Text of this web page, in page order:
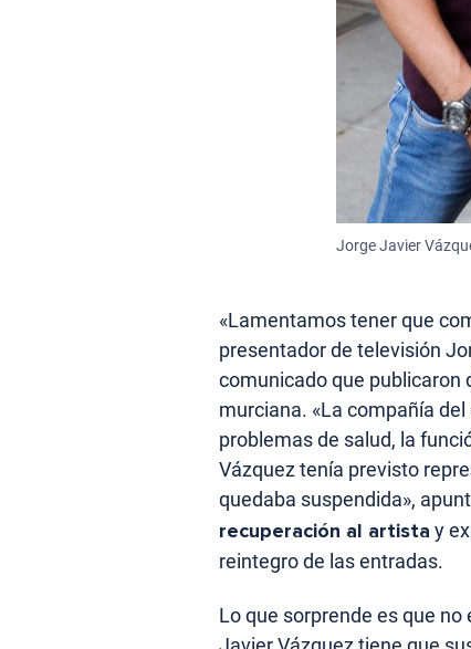
Jorge Javier
«Lamentamos tener que
presentador de televisión
comunicado que publicaron
murciana. «La compañía
problemas de salud, la
Vázquez tenía previsto
quedaba suspendida»,
recuperación al artista y
reintegro de las entradas.
Lo que sorprende es que